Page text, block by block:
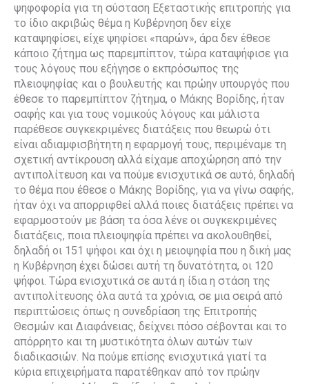
ψηφοφορία για τη σύσταση Εξεταστικής επιτροπής για
το ίδιο ακριβώς θέμα η Κυβέρνηση δεν είχε
καταψηφίσει, είχε ψηφίσει «παρών», άρα δεν έθεσε
κάποιο ζήτημα ως παρεμπίπτον, τώρα καταψήφισε για
τους λόγους που εξήγησε ο εκπρόσωπος της
πλειοψηφίας και ο βουλευτής και πρώην υπουργός που
έθεσε το παρεμπίπτον ζήτημα, ο Μάκης Βορίδης, ήταν
σαφής και για τους νομικούς λόγους και μάλιστα
παρέθεσε συγκεκριμένες διατάξεις που θεωρώ ότι
είναι αδιαμφισβήτητη η εφαρμογή τους, περιμέναμε τη
σχετική αντίκρουση αλλά είχαμε αποχώρηση από την
αντιπολίτευση και να πούμε ενισχυτικά σε αυτό, δηλαδή
το θέμα που έθεσε ο Μάκης Βορίδης, για να γίνω σαφής,
ήταν όχι να απορριφθεί αλλά ποιες διατάξεις πρέπει να
εφαρμοστούν με βάση τα όσα λένε οι συγκεκριμένες
διατάξεις, ποια πλειοψηφία πρέπει να ακολουθηθεί,
δηλαδή οι 151 ψήφοι και όχι η μειοψηφία που η δική μας
η Κυβέρνηση έχει δώσει αυτή τη δυνατότητα, οι 120
ψήφοι. Τώρα ενισχυτικά σε αυτά η ίδια η στάση της
αντιπολίτευσης όλα αυτά τα χρόνια, σε μια σειρά από
περιπτώσεις όπως η συνεδρίαση της Επιτροπής
Θεσμών και Διαφάνειας, δείχνει πόσο σέβονται και το
απόρρητο και τη μυστικότητα όλων αυτών των
διαδικασιών. Να πούμε επίσης ενισχυτικά γιατί τα
κύρια επιχειρήματα παρατέθηκαν από τον πρώην